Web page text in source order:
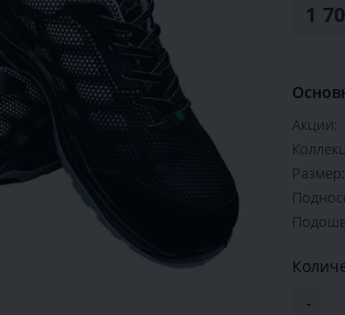
1
Акции:
Размер:
-